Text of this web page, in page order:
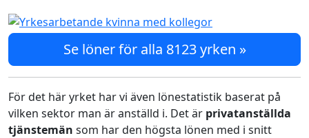
Se löner för alla 8123 yrken »
För det här yrket har vi även lönestatistik baserat på
vilken sektor man är anställd i. Det är privatanställda
tjänstemän som har den högsta lönen med i snitt